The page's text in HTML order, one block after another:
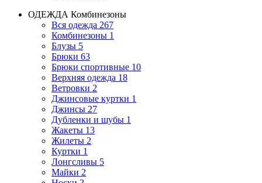
ОДЕЖДА Комбинезоны
Вся одежда 267
Комбинезоны 1
Блузы 5
Брюки 63
Брюки спортивные 10
Верхняя одежда 18
Ветровки 2
Джинсовые куртки 1
Джинсы 27
Дубленки и шубы 1
Жакеты 13
Жилеты 2
Куртки 1
Лонгсливы 5
Майки 2